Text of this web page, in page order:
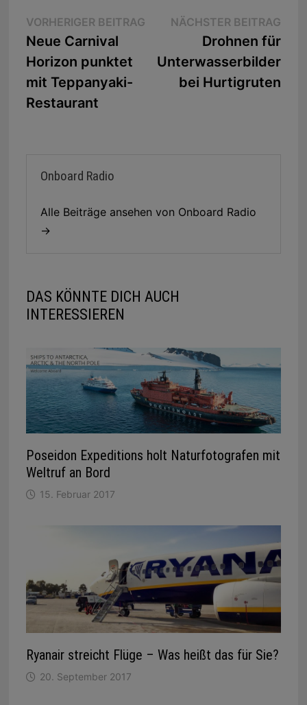
Beitragsnavigation
VORHERIGER BEITRAGVorheriger
Neue Carnival
Horizon punktet
mit Teppanyaki-
Restaurant
NÄCHSTER BEITRAG
Drohnen für
Unterwasserbilder
bei Hurtigruten
Onboard Radio
Alle Beiträge ansehen von Onboard Radio
→
DAS KÖNNTE DICH AUCH
INTERESSIEREN
Poseidon Expeditions holt Naturfotografen mit
Weltruf an Bord
15. Februar 2017
Ryanair streicht Flüge – Was heißt das für Sie?
20. September 2017